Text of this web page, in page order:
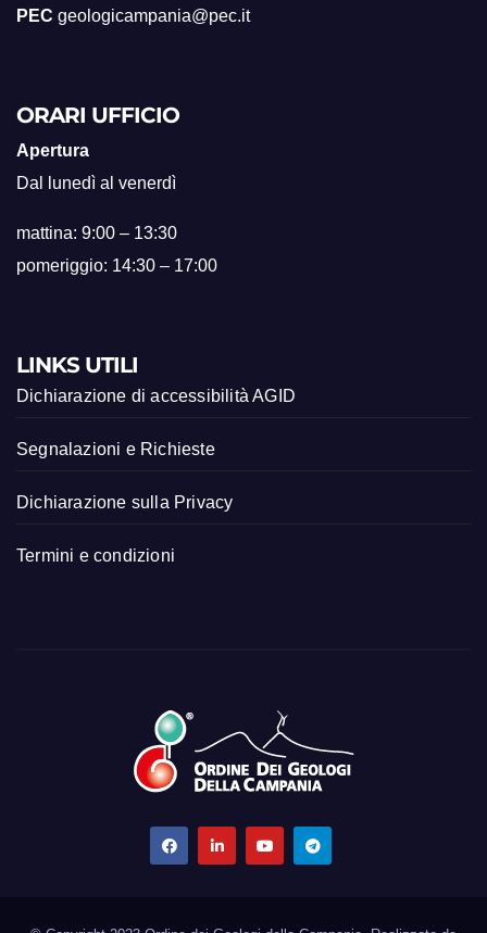
PEC geologicampania@pec.it
ORARI UFFICIO
Apertura
Dal lunedì al venerdì
mattina: 9:00 – 13:30
pomeriggio: 14:30 – 17:00
LINKS UTILI
Dichiarazione di accessibilità AGID
Segnalazioni e Richieste
Dichiarazione sulla Privacy
Termini e condizioni